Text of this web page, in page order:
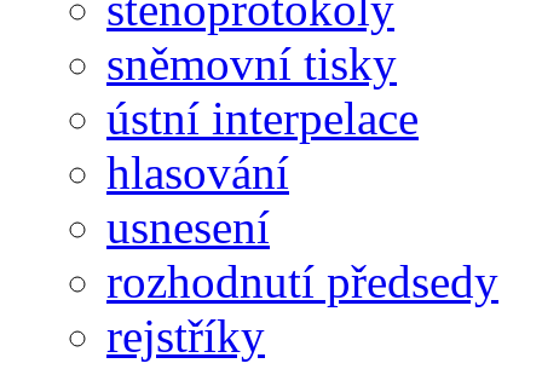
sněmovní tisky
ústní interpelace
hlasování
usnesení
rozhodnutí předsedy
rejstříky